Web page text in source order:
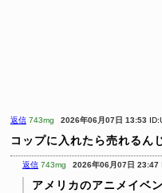
返信 743mg 2026年06月07日 13:53
コップに入れたら売れるん
返信 743mg 2026年06月07日 23:47
アメリカのアニメイベ